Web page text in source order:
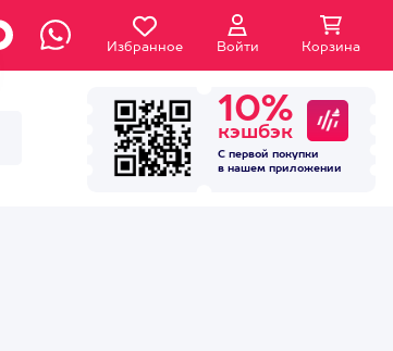
Избранное Войти Корзина
10%
кэшбэк
С первой покупки
в нашем приложении